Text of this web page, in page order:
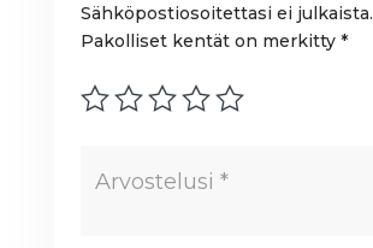
Sähköpostiosoitettasi ei julkaista.
Pakolliset kentät on merkitty*